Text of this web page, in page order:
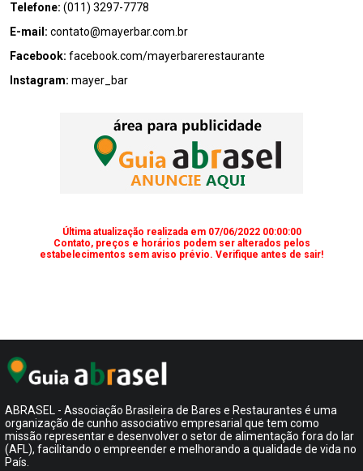
Telefone: (011) 3297-7778
E-mail: contato@mayerbar.com.br
Facebook: facebook.com/mayerbarerestaurante
Instagram: mayer_bar
Última atualização realizada em 07/06/2022 00:00:00
Contato, preços e horários podem ser alterados pelos
estabelecimentos sem aviso prévio. Verifique antes de sair!
ABRASEL - Associação Brasileira de Bares e Restaurantes é uma
organização de cunho associativo empresarial que tem como
missão representar e desenvolver o setor de alimentação fora do lar
(AFL), facilitando o empreender e melhorando a qualidade de vida no
País.